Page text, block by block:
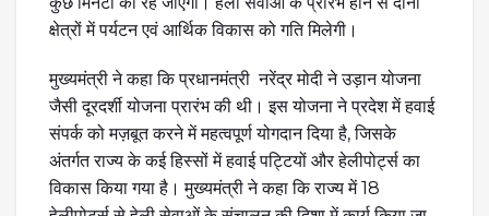
क्षेत्रों में पर्यटन एवं आर्थिक विकास को गति मिलेगी।
मुख्यमंत्री ने कहा कि प्रधानमंत्री नरेंद्र मोदी ने उड़ान योजना
जैसी दूरदर्शी योजना प्रारंभ की थी। इस योजना ने प्रदेश में हवाई
संपर्क को मज़बूत करने में महत्वपूर्ण योगदान दिया है, जिसके
अंतर्गत राज्य के कई हिस्सों में हवाई पट्टियों और हेलीपोर्ट्स का
विकास किया गया है। मुख्यमंत्री ने कहा कि राज्य में 18